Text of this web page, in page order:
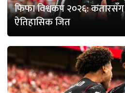
फिफा विश्वकप २०२६:
ऐतिहासिक जित